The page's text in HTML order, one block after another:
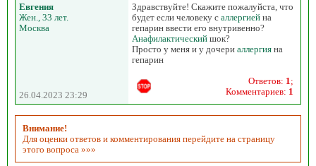
Евгения
Жен., 33 лет.
Москва
Здравствуйте! Скажите пожалуйста, что
будет если человеку с аллергией на
гепарин ввести его внутривенно?
Анафилактический шок?
Просто у меня и у дочери аллергия на
гепарин
26.04.2023 23:29
Ответов: 1 ;
Комментариев: 1
Внимание!
Для оценки ответов и комментирования перейдите на страницу
этого вопроса »»»